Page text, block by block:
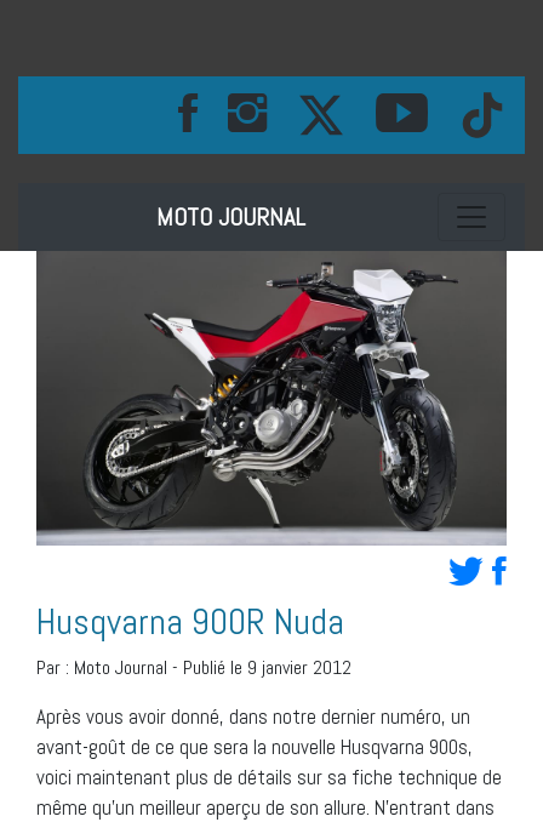
MOTO JOURNAL Toggle
Husqvarna 900R Nuda
Par : Moto Journal - Publié le 9 janvier 2012
Après vous avoir donné, dans notre dernier numéro, un
avant-goût de ce que sera la nouvelle Husqvarna 900s,
voici maintenant plus de détails sur sa fiche technique de
même qu’un meilleur aperçu de son allure. N’entrant dans